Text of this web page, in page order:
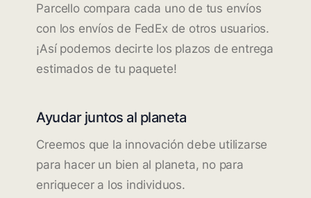
Parcello compara cada uno de tus envíos
con los envíos de FedEx de otros usuarios.
¡Así podemos decirte los plazos de entrega
estimados de tu paquete!
Ayudar juntos al planeta
Creemos que la innovación debe utilizarse
para hacer un bien al planeta, no para
enriquecer a los individuos.